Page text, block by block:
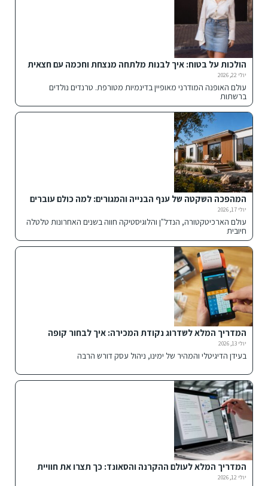
הולכות על בטוח: איך לבנות מלתחה מנצחת וחכמה עם חצאית
הדנים הנכונה
יולי 22, 2026
עולם האופנה המודרני מאופיין בדינמיות מטורפת. טרנדים נולדים
ברשתות
המהפכה השקטה של ענף הבנייה והמגורים: למה כולם עוברים
למבנים מתועשים ומכולות חכמות?
יולי 17, 2026
עולם הארכיטקטורה, הנדל"ן והלוגיסטיקה חווה בשנים האחרונות טלטלה
חיובית
המדריך המלא לשדרוג נקודת המכירה: איך לבחור קופה
רושמת חכמה לעסק שלך?
יולי 13, 2026
בעידן הדיגיטלי והמהיר של ימינו, ניהול עסק דורש הרבה
המדריך המלא לעולם ההקרנה והסאונד: כך תצרו את חוויית
הבידור האולטימטיבית
יולי 12, 2026